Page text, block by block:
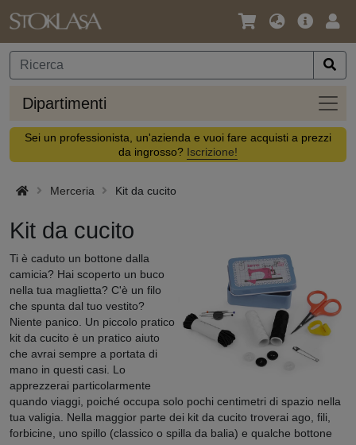
Lingua
Valuta
Offerta
Dipartimenti
Sei un professionista, un'azienda e vuoi fare acquisti a prezzi
da ingrosso? Iscrizione!
Merceria Kit da cucito
Kit da cucito
Ti è caduto un bottone dalla
camicia? Hai scoperto un buco
nella tua maglietta? C'è un filo
che spunta dal tuo vestito?
Niente panico. Un piccolo pratico
kit da cucito è un pratico aiuto
che avrai sempre a portata di
mano in questi casi. Lo
apprezzerai particolarmente
quando viaggi, poiché occupa solo pochi centimetri di spazio nella
tua valigia. Nella maggior parte dei kit da cucito troverai ago, fili,
forbicine, uno spillo (classico o spilla da balia) e qualche bottone